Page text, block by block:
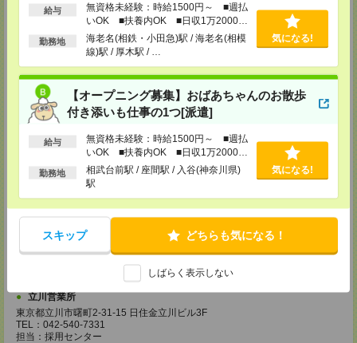
給与
無資格未経験：時給1500円～ ■週払
いOK ■扶養内OK ■日収1万2000円
以上
勤務地
海老名(相鉄・小田急)駅 / 海老名(相模
線)駅 / 厚木駅 / …
気になる!
【オープニング募集】おばあちゃんのお散歩
付き添いも仕事の1つ[派遣]
給与
無資格未経験：時給1500円～ ■週払
いOK ■扶養内OK ■日収1万2000円
以上
勤務地
相武台前駅 / 座間駅 / 入谷(神奈川県)
駅
気になる!
スキップ どちらも気になる！
しばらく表示しない
埼玉県松山市箭弓町1-6-1 ZONA1 3F
※川越営業所もあり…埼玉県川越市脇田本町11-1 川越シティービル6F
TEL：0493-21-4510
担当：採用センター
越谷営業所
埼玉県越谷市南越谷1-16-8 イーストサンビル5 5F
TEL：048-990-4510
担当：採用センター
錦糸町営業所
TEL：03-5669-4522
担当：採用センター
新宿営業所
新宿区西新宿1-8-1
新宿ビルディング5Ｆ
立川営業所
東京都立川市曙町2-31-15 日住金立川ビル3F
TEL：042-540-7331
担当：採用センター